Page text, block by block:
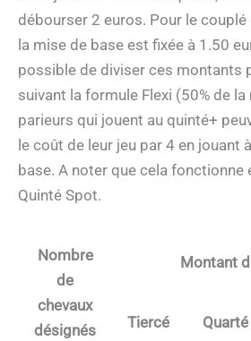
débourser 2 euros. Pour le couplé
la mise de base est fixée à 1.50
possible de diviser ces montants
suivant la formule Flexi (50% de
parieurs qui jouent au quinté+
le coût de leur jeu par 4 en jouant
base. A noter que cela fonctionne
Quinté Spot.
Nombre
de
chevaux
désignés
Montant
Tiercé Quarté